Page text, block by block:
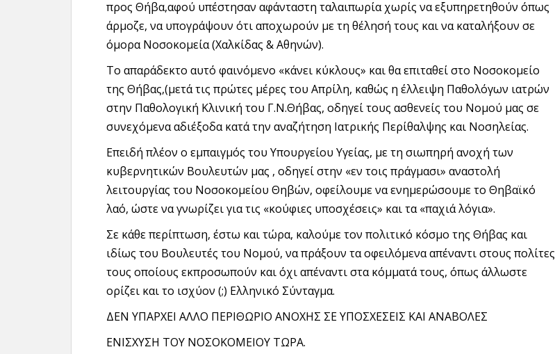
προς Θήβα,αφού υπέστησαν αφάνταστη ταλαιπωρία χωρίς να εξυπηρετηθούν όπως
άρμοζε, να υπογράψουν ότι αποχωρούν με τη θέλησή τους και να καταλήξουν σε
όμορα Νοσοκομεία (Χαλκίδας & Αθηνών).
Το απαράδεκτο αυτό φαινόμενο «κάνει κύκλους» και θα επιταθεί στο Νοσοκομείο
της Θήβας,(μετά τις πρώτες μέρες του Απρίλη, καθώς η έλλειψη Παθολόγων ιατρών
στην Παθολογική Κλινική του Γ.Ν.Θήβας, οδηγεί τους ασθενείς του Νομού μας σε
συνεχόμενα αδιέξοδα κατά την αναζήτηση Ιατρικής Περίθαλψης και Νοσηλείας.
Επειδή πλέον ο εμπαιγμός του Υπουργείου Υγείας, με τη σιωπηρή ανοχή των
κυβερνητικών Βουλευτών μας , οδηγεί στην «εν τοις πράγμασι» αναστολή
λειτουργίας του Νοσοκομείου Θηβών, οφείλουμε να ενημερώσουμε το Θηβαϊκό
λαό, ώστε να γνωρίζει για τις «κούφιες υποσχέσεις» και τα «παχιά λόγια».
Σε κάθε περίπτωση, έστω και τώρα, καλούμε τον πολιτικό κόσμο της Θήβας και
ιδίως του Βουλευτές του Νομού, να πράξουν τα οφειλόμενα απέναντι στους πολίτες
τους οποίους εκπροσωπούν και όχι απέναντι στα κόμματά τους, όπως άλλωστε
ορίζει και το ισχύον (;) Ελληνικό Σύνταγμα.
ΔΕΝ ΥΠΑΡΧΕΙ ΑΛΛΟ ΠΕΡΙΘΩΡΙΟ ΑΝΟΧΗΣ ΣΕ ΥΠΟΣΧΕΣΕΙΣ ΚΑΙ ΑΝΑΒΟΛΕΣ
ΕΝΙΣΧΥΣΗ ΤΟΥ ΝΟΣΟΚΟΜΕΙΟΥ ΤΩΡΑ.